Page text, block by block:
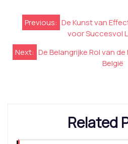
Berichtnavigatie
Previous: De Kunst van
voor Succesvol
Next: De Belangrijke Rol van
België
Related